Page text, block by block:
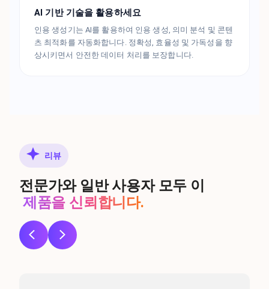
AI 기반 기술을 활용하세요
인용 생성기는 AI를 활용하여 인용 생성, 의미 분석 및 콘텐
츠 최적화를 자동화합니다. 정확성, 효율성 및 가독성을 향
상시키면서 안전한 데이터 처리를 보장합니다.
리뷰
전문가와 일반 사용자 모두 이
제품을 신뢰합니다.